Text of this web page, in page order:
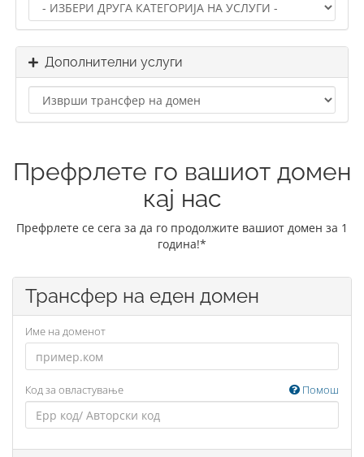
Дополнителни услуги
Префрлете го вашиот домен
кај нас
Префрлете се сега за да го продолжите вашиот домен за 1
година!*
Трансфер на еден домен
Име на доменот
Код за овластување Помош